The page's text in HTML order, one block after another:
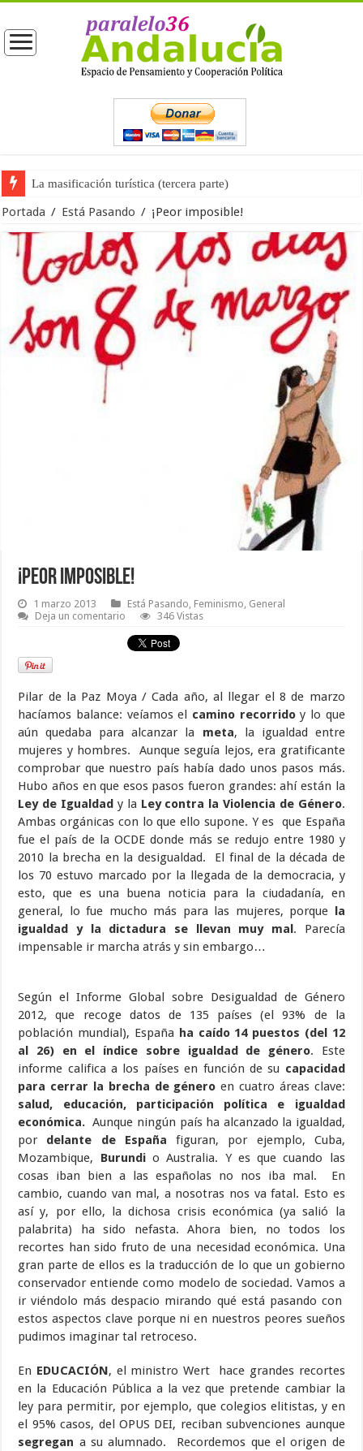
La masificación turística (tercera parte)
La opinión pública ante las próximas elecciones generales
Portada / Está Pasando / ¡Peor imposible!
¡Peor imposible!
1 marzo 2013 Está Pasando, Feminismo, General
Deja un comentario
346 Vistas
Pilar de la Paz Moya / Cada año, al llegar el 8 de marzo
hacíamos balance: veíamos el camino recorridoy lo que
aún quedaba para alcanzar la meta, la igualdad entre
mujeres y hombres. Aunque seguía lejos, era gratificante
comprobar que nuestro país había dado unos pasos más.
Hubo años en que esos pasos fueron grandes: ahí están la
Ley de Igualdady la Ley contra la Violencia de Género.
Ambas orgánicas con lo que ello supone. Y es que España
fue el país de la OCDE donde más se redujo entre 1980 y
2010 la brecha en la desigualdad. El final de la década de
los 70 estuvo marcado por la llegada de la democracia, y
esto, que es una buena noticia para la ciudadanía, en
general, lo fue mucho más para las mujeres, porque la
igualdad y la dictadura se llevan muy mal. Parecía
impensable ir marcha atrás y sin embargo…
Según el Informe Global sobre Desigualdad de Género
2012, que recoge datos de 135 países (el 93% de la
población mundial), España ha caído 14 puestos (del 12
al 26) en el índice sobre igualdad de género. Este
informe califica a los países en función de su capacidad
para cerrar la brecha de géneroen cuatro áreas clave:
salud, educación, participación política e igualdad
económica. Aunque ningún país ha alcanzado la igualdad,
por delante de España figuran, por ejemplo, Cuba,
Mozambique, Burundio Australia. Y es que cuando las
cosas iban bien a las españolas no nos iba mal. En
cambio, cuando van mal, a nosotras nos va fatal. Esto es
así y, por ello, la dichosa crisis económica (ya salió la
palabrita) ha sido nefasta. Ahora bien, no todos los
recortes han sido fruto de una necesidad económica. Una
gran parte de ellos es la traducción de lo que un gobierno
conservador entiende como modelo de sociedad. Vamos a
ir viéndolo más despacio mirando qué está pasando con
estos aspectos clave porque ni en nuestros peores sueños
pudimos imaginar tal retroceso.
En EDUCACIÓN, el ministro Wert hace grandes recortes
en la Educación Pública a la vez que pretende cambiar la
ley para permitir, por ejemplo, que colegios elitistas, y en
el 95% casos, del OPUS DEI, reciban subvenciones aunque
segregan a su alumnado. Recordemos que el origen de